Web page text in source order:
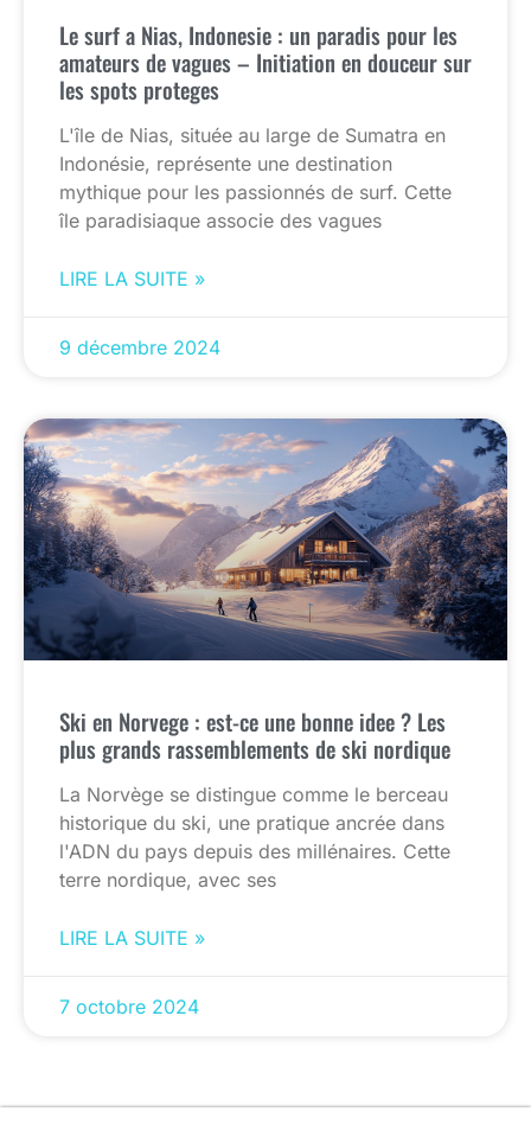
Le surf a Nias, Indonesie : un paradis pour les
amateurs de vagues – Initiation en douceur sur
les spots proteges
L'île de Nias, située au large de Sumatra en
Indonésie, représente une destination
mythique pour les passionnés de surf. Cette
île paradisiaque associe des vagues
LIRE LA SUITE »
9 décembre 2024
Ski en Norvege : est-ce une bonne idee ? Les
plus grands rassemblements de ski nordique
La Norvège se distingue comme le berceau
historique du ski, une pratique ancrée dans
l'ADN du pays depuis des millénaires. Cette
terre nordique, avec ses
LIRE LA SUITE »
7 octobre 2024